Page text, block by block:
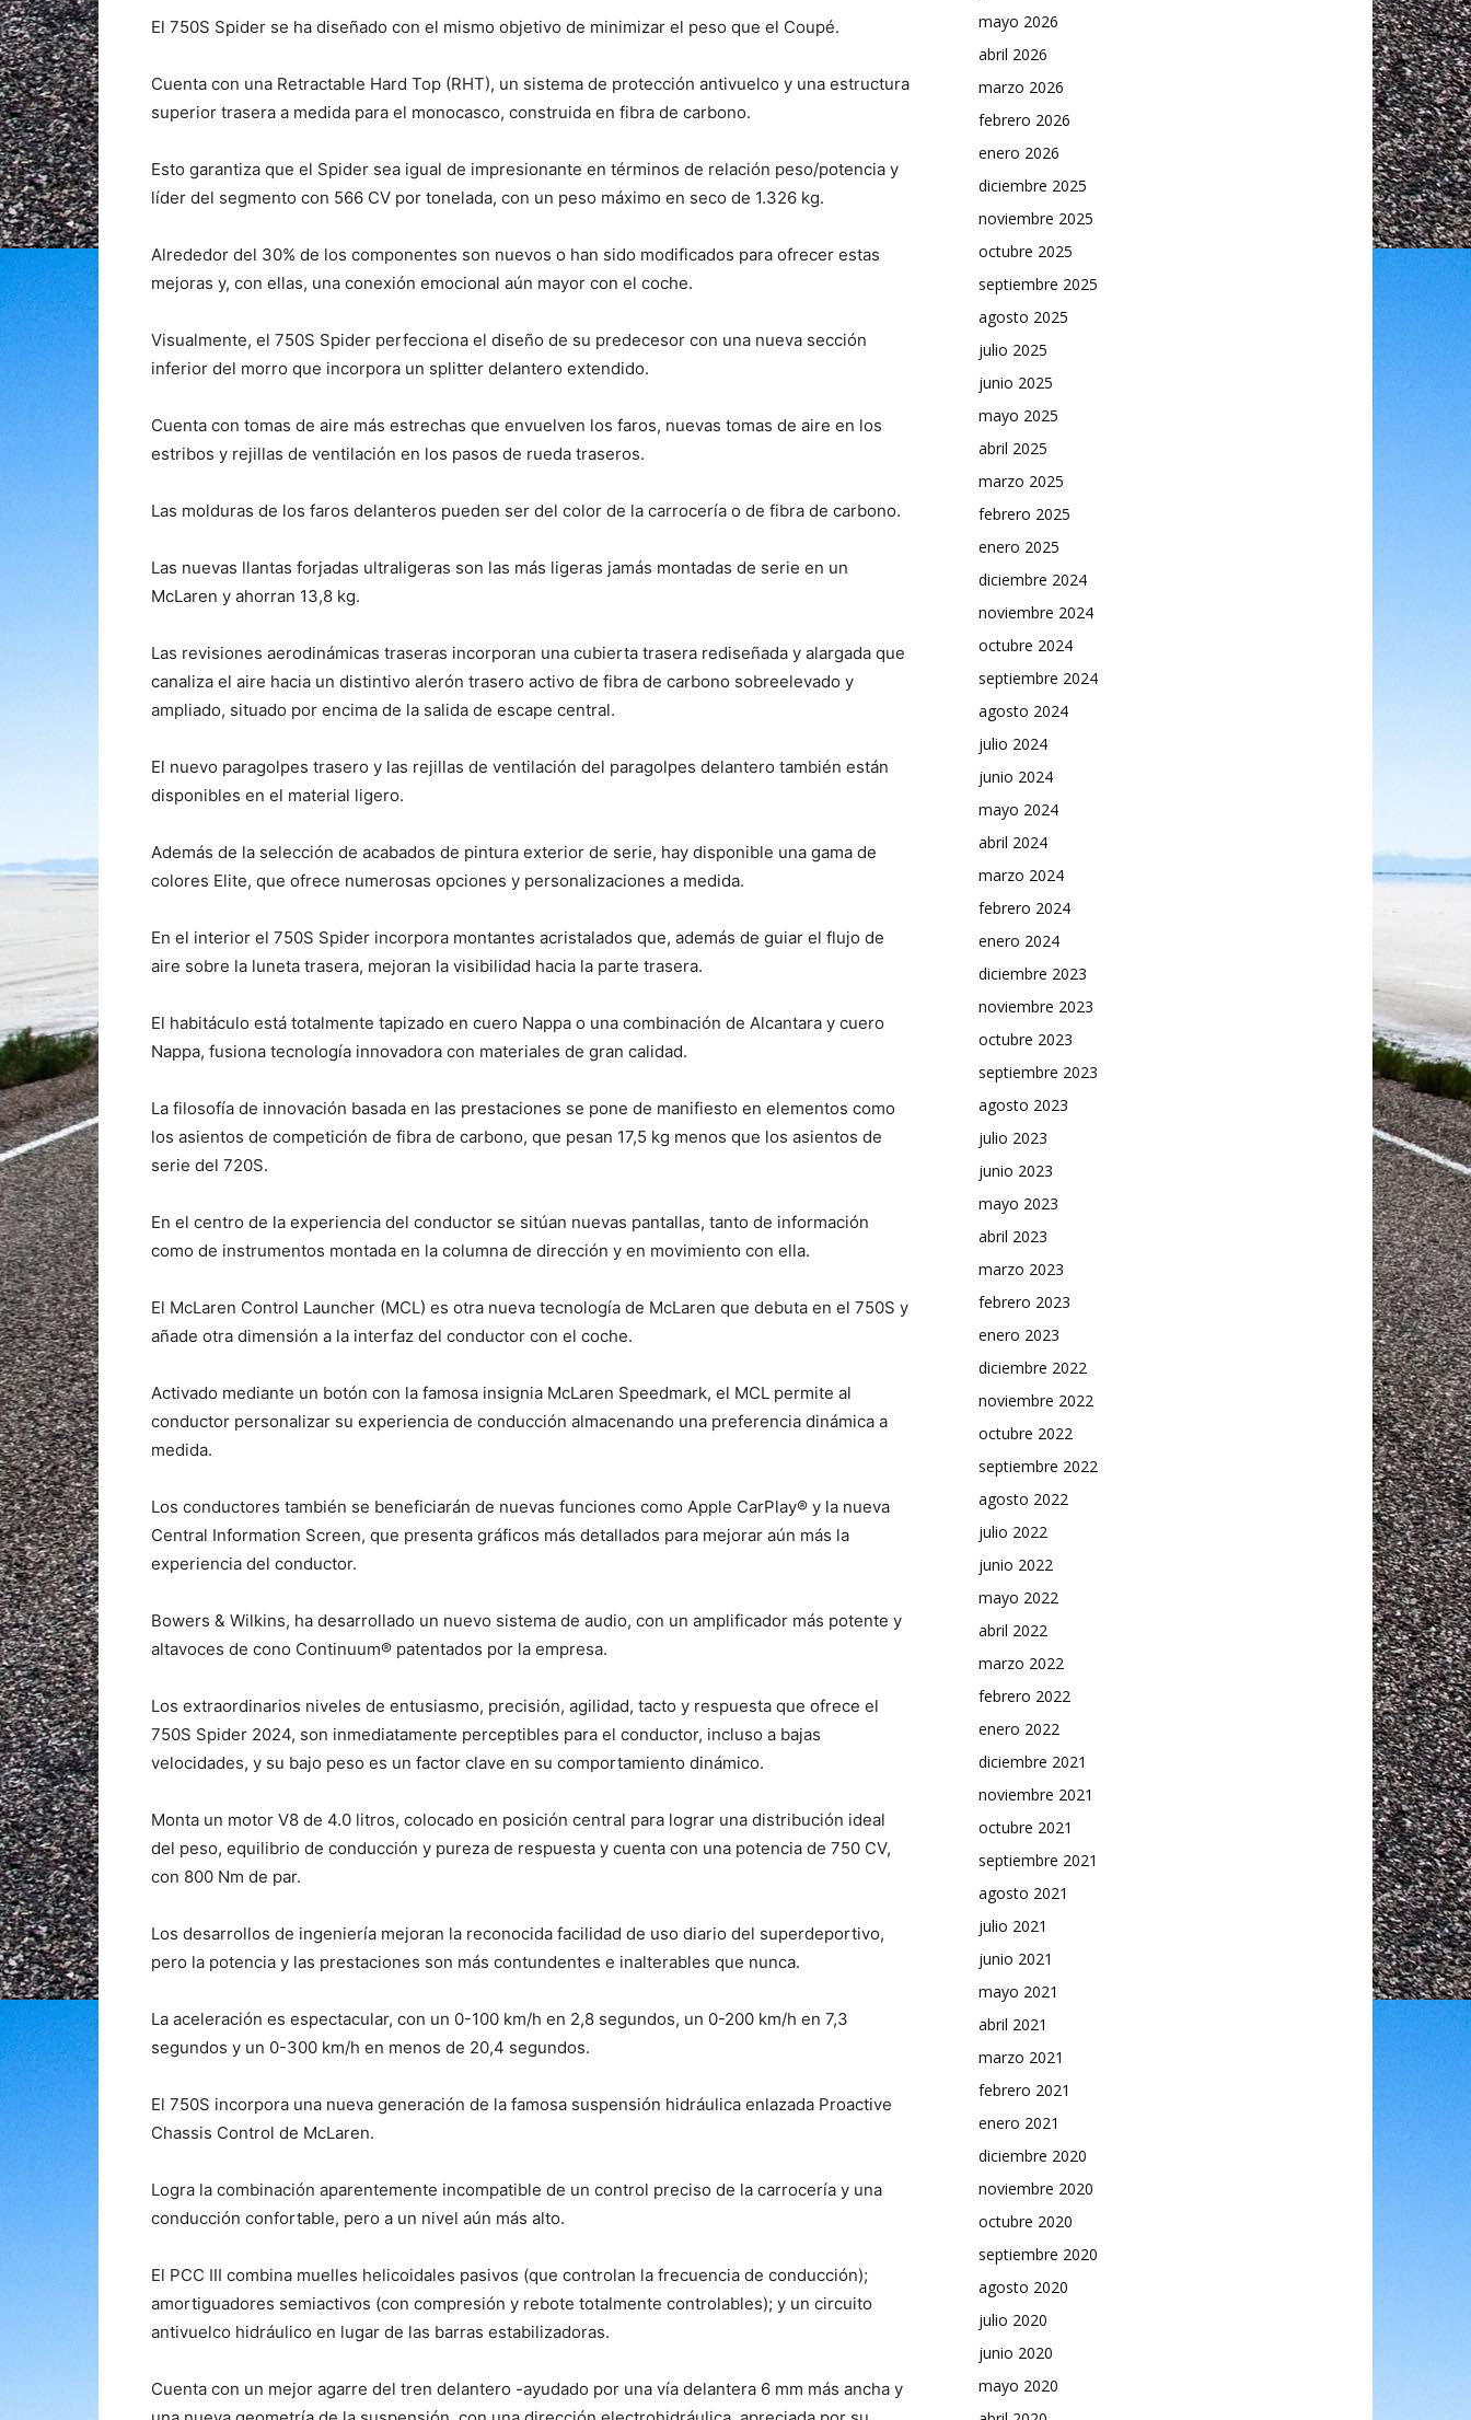
El 750S Spider se ha diseñado con el mismo objetivo de minimizar el peso que el Coupé.
Cuenta con una Retractable Hard Top (RHT), un sistema de protección antivuelco y una estructura
superior trasera a medida para el monocasco, construida en fibra de carbono.
Esto garantiza que el Spider sea igual de impresionante en términos de relación peso/potencia y
líder del segmento con 566 CV por tonelada, con un peso máximo en seco de 1.326 kg.
Alrededor del 30% de los componentes son nuevos o han sido modificados para ofrecer estas
mejoras y, con ellas, una conexión emocional aún mayor con el coche.
Visualmente, el 750S Spider perfecciona el diseño de su predecesor con una nueva sección
inferior del morro que incorpora un splitter delantero extendido.
Cuenta con tomas de aire más estrechas que envuelven los faros, nuevas tomas de aire en los
estribos y rejillas de ventilación en los pasos de rueda traseros.
Las molduras de los faros delanteros pueden ser del color de la carrocería o de fibra de carbono.
Las nuevas llantas forjadas ultraligeras son las más ligeras jamás montadas de serie en un
McLaren y ahorran 13,8 kg.
Las revisiones aerodinámicas traseras incorporan una cubierta trasera rediseñada y alargada que
canaliza el aire hacia un distintivo alerón trasero activo de fibra de carbono sobreelevado y
ampliado, situado por encima de la salida de escape central.
El nuevo paragolpes trasero y las rejillas de ventilación del paragolpes delantero también están
disponibles en el material ligero.
Además de la selección de acabados de pintura exterior de serie, hay disponible una gama de
colores Elite, que ofrece numerosas opciones y personalizaciones a medida.
En el interior el 750S Spider incorpora montantes acristalados que, además de guiar el flujo de
aire sobre la luneta trasera, mejoran la visibilidad hacia la parte trasera.
El habitáculo está totalmente tapizado en cuero Nappa o una combinación de Alcantara y cuero
Nappa, fusiona tecnología innovadora con materiales de gran calidad.
La filosofía de innovación basada en las prestaciones se pone de manifiesto en elementos como
los asientos de competición de fibra de carbono, que pesan 17,5 kg menos que los asientos de
serie del 720S.
En el centro de la experiencia del conductor se sitúan nuevas pantallas, tanto de información
como de instrumentos montada en la columna de dirección y en movimiento con ella.
El McLaren Control Launcher (MCL) es otra nueva tecnología de McLaren que debuta en el 750S y
añade otra dimensión a la interfaz del conductor con el coche.
Activado mediante un botón con la famosa insignia McLaren Speedmark, el MCL permite al
conductor personalizar su experiencia de conducción almacenando una preferencia dinámica a
medida.
Los conductores también se beneficiarán de nuevas funciones como Apple CarPlay® y la nueva
Central Information Screen, que presenta gráficos más detallados para mejorar aún más la
experiencia del conductor.
Bowers & Wilkins, ha desarrollado un nuevo sistema de audio, con un amplificador más potente y
altavoces de cono Continuum® patentados por la empresa.
Los extraordinarios niveles de entusiasmo, precisión, agilidad, tacto y respuesta que ofrece el
750S Spider 2024, son inmediatamente perceptibles para el conductor, incluso a bajas
velocidades, y su bajo peso es un factor clave en su comportamiento dinámico.
Monta un motor V8 de 4.0 litros, colocado en posición central para lograr una distribución ideal
del peso, equilibrio de conducción y pureza de respuesta y cuenta con una potencia de 750 CV,
con 800 Nm de par.
Los desarrollos de ingeniería mejoran la reconocida facilidad de uso diario del superdeportivo,
pero la potencia y las prestaciones son más contundentes e inalterables que nunca.
La aceleración es espectacular, con un 0-100 km/h en 2,8 segundos, un 0-200 km/h en 7,3
segundos y un 0-300 km/h en menos de 20,4 segundos.
El 750S incorpora una nueva generación de la famosa suspensión hidráulica enlazada Proactive
Chassis Control de McLaren.
Logra la combinación aparentemente incompatible de un control preciso de la carrocería y una
conducción confortable, pero a un nivel aún más alto.
El PCC III combina muelles helicoidales pasivos (que controlan la frecuencia de conducción);
amortiguadores semiactivos (con compresión y rebote totalmente controlables); y un circuito
antivuelco hidráulico en lugar de las barras estabilizadoras.
Cuenta con un mejor agarre del tren delantero -ayudado por una vía delantera 6 mm más ancha y
mayo 2026
abril 2026
marzo 2026
febrero 2026
enero 2026
diciembre 2025
noviembre 2025
octubre 2025
septiembre 2025
agosto 2025
julio 2025
junio 2025
mayo 2025
abril 2025
marzo 2025
febrero 2025
enero 2025
diciembre 2024
noviembre 2024
octubre 2024
septiembre 2024
agosto 2024
julio 2024
junio 2024
mayo 2024
abril 2024
marzo 2024
febrero 2024
enero 2024
diciembre 2023
noviembre 2023
octubre 2023
septiembre 2023
agosto 2023
julio 2023
junio 2023
mayo 2023
abril 2023
marzo 2023
febrero 2023
enero 2023
diciembre 2022
noviembre 2022
octubre 2022
septiembre 2022
agosto 2022
julio 2022
junio 2022
mayo 2022
abril 2022
marzo 2022
febrero 2022
enero 2022
diciembre 2021
noviembre 2021
octubre 2021
septiembre 2021
agosto 2021
julio 2021
junio 2021
mayo 2021
abril 2021
marzo 2021
febrero 2021
enero 2021
diciembre 2020
noviembre 2020
octubre 2020
septiembre 2020
agosto 2020
julio 2020
junio 2020
mayo 2020